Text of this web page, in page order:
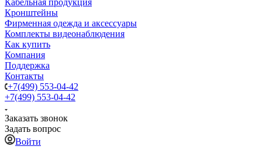
Кабельная продукция
Кронштейны
Фирменная одежда и аксессуары
Комплекты видеонаблюдения
Как купить
Компания
Поддержка
Контакты
+7(499) 553-04-42
+7(499) 553-04-42
Заказать звонок
Задать вопрос
Войти